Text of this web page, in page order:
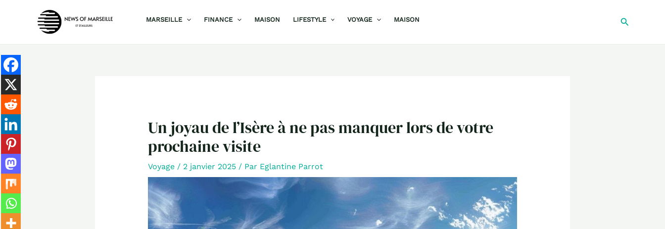
MARSEILLE FINANCE MAISON LIFESTYLE VOYAGE MAISON
Un joyau de l’Isère à ne pas manquer lors de votre
prochaine visite
Voyage/ 2 janvier 2025 / Par Eglantine Parrot